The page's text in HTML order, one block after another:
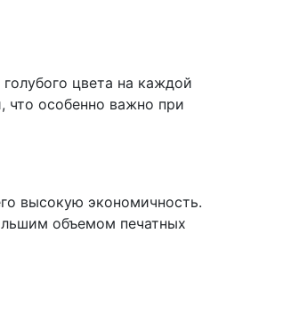
цвета на каждой
что особенно важно при
высокую экономичность.
объемом печатных